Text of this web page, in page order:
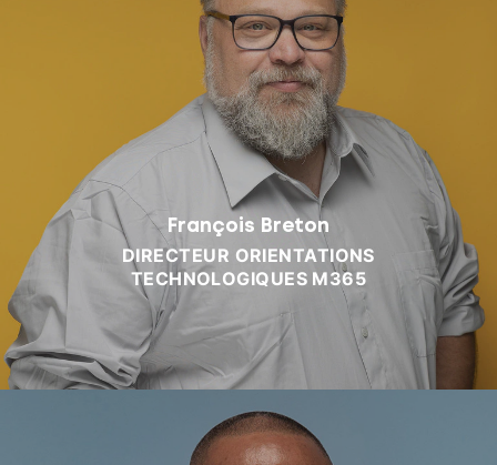
François Breton
DIRECTEUR ORIENTATIONS
TECHNOLOGIQUES M365